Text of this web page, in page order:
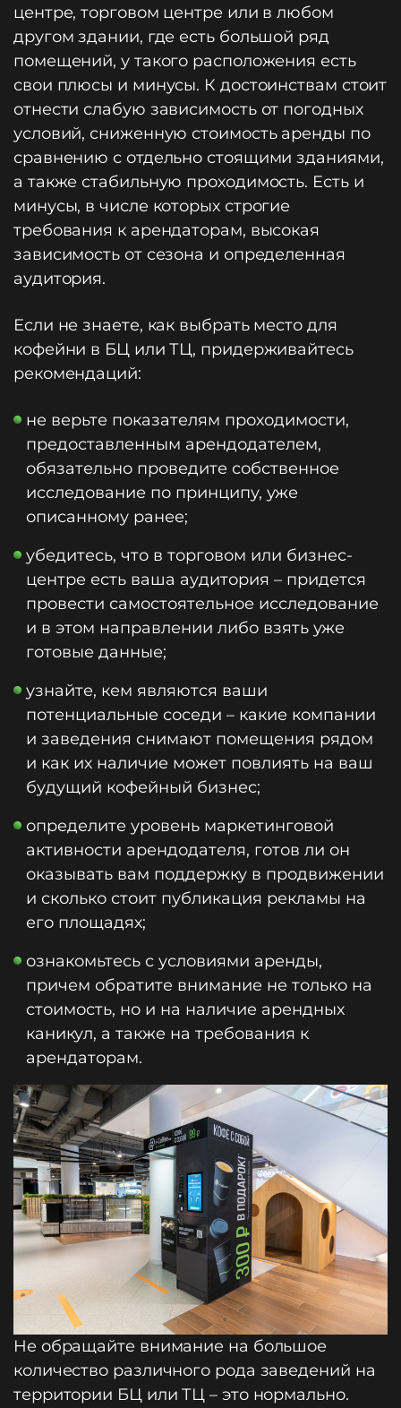
центре, торговом центре или в любом
другом здании, где есть большой ряд
помещений, у такого расположения есть
свои плюсы и минусы. К достоинствам стоит
отнести слабую зависимость от погодных
условий, сниженную стоимость аренды по
сравнению с отдельно стоящими зданиями,
а также стабильную проходимость. Есть и
минусы, в числе которых строгие
требования к арендаторам, высокая
зависимость от сезона и определенная
аудитория.
Если не знаете, как выбрать место для
кофейни в БЦ или ТЦ, придерживайтесь
рекомендаций:
не верьте показателям проходимости,
предоставленным арендодателем,
обязательно проведите собственное
исследование по принципу, уже
описанному ранее;
убедитесь, что в торговом или бизнес-
центре есть ваша аудитория – придется
провести самостоятельное исследование
и в этом направлении либо взять уже
готовые данные;
узнайте, кем являются ваши
потенциальные соседи – какие компании
и заведения снимают помещения рядом
и как их наличие может повлиять на ваш
будущий кофейный бизнес;
определите уровень маркетинговой
активности арендодателя, готов ли он
оказывать вам поддержку в продвижении
и сколько стоит публикация рекламы на
его площадях;
ознакомьтесь с условиями аренды,
причем обратите внимание не только на
стоимость, но и на наличие арендных
каникул, а также на требования к
арендаторам.
Не обращайте внимание на большое
количество различного рода заведений на
территории БЦ или ТЦ – это нормально.